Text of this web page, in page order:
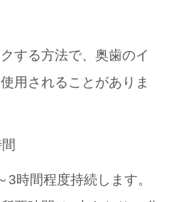
する方法で、奥歯のイ
用されることがありま
3時間程度持続します。